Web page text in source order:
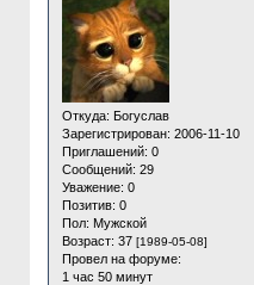
Откуда: Богуслав
Зарегистрирован: 2006-11-10
Приглашений: 0
Сообщений: 29
Уважение: 0
Позитив: 0
Пол: Мужской
Возраст: 37[1989-05-08]
Провел на форуме:
1 час 50 минут